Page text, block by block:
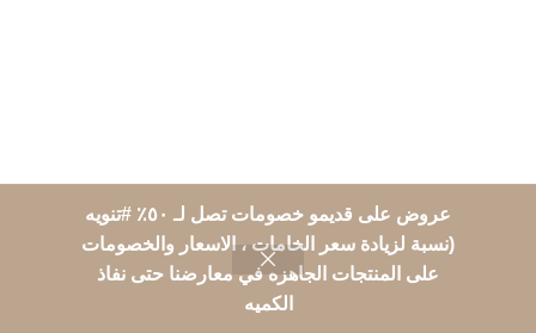
عروض على قديمو خصومات تصل لـ ٥٠٪؜ #تنويه
(نسبة لزيادة سعر الخامات ، الاسعار والخصومات
على المنتجات الجاهزه في معارضنا حتى نفاذ
الكميه